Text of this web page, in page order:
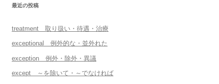
最近の投稿
treatment 取り扱い・待遇・治療
exceptional 例外的な・並外れた
exception 例外・除外・異議
except ～を除いて・～でなければ